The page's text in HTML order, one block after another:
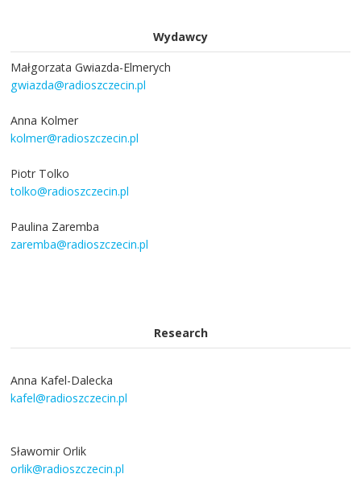
Wydawcy
Małgorzata Gwiazda-Elmerych
gwiazda@radioszczecin.pl
Anna Kolmer
kolmer@radioszczecin.pl
Piotr Tolko
tolko@radioszczecin.pl
Paulina Zaremba
zaremba@radioszczecin.pl
Research
Anna Kafel-Dalecka
kafel@radioszczecin.pl
Sławomir Orlik
orlik@radioszczecin.pl